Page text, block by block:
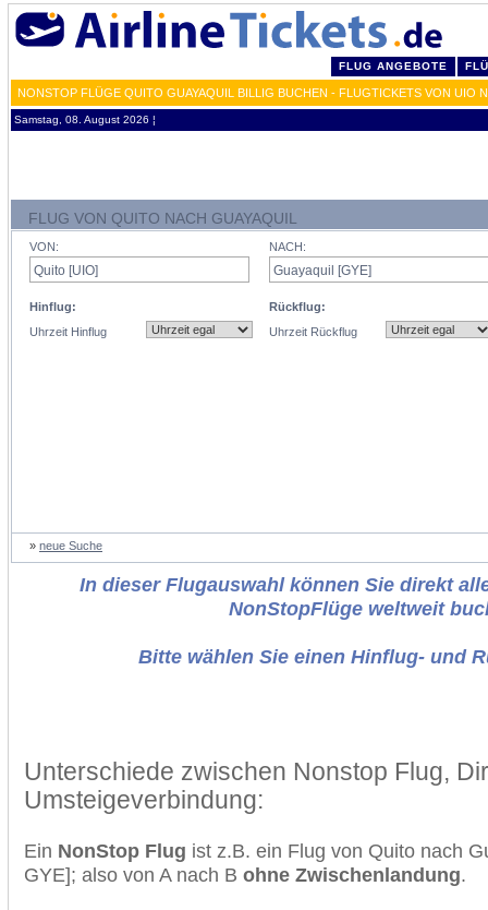
FLUG ANGEBOTE
NONSTOP FLÜGE QUITO GUAYAQUIL BILLIG BUCHEN - FLUGTICKETS VON UIO
Samstag, 08. August 2026 ¦
FLUG VON QUITO NACH GUAYAQUIL
VON:
Hinflug:
Uhrzeit Hinflug
NACH:
Rückflug:
Uhrzeit Rückflug
» neue Suche
In dieser Flugauswahl können Sie direkt
NonStopFlüge weltweit
Bitte wählen Sie einen Hinflug- und
Unterschiede zwischen Nonstop Flug,
Umsteigeverbindung:
Ein NonStop Flug ist z.B. ein Flug von Quito nach
GYE]; also von A nach B ohne Zwischenlandung.